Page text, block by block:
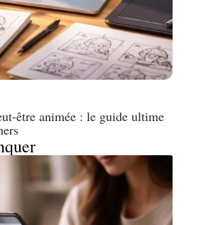
être animée : le guide ultime